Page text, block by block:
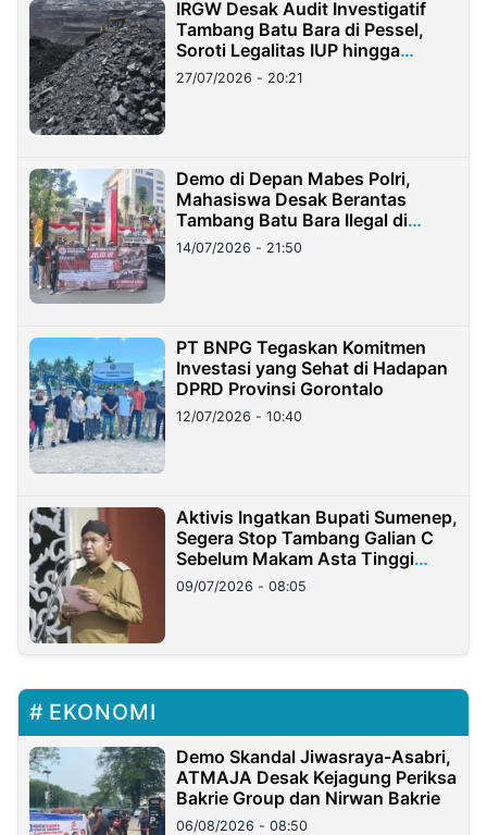
IRGW Desak Audit Investigatif
Tambang Batu Bara di Pessel,
Soroti Legalitas IUP hingga
Stockpile
27/07/2026 - 20:21
Demo di Depan Mabes Polri,
Mahasiswa Desak Berantas
Tambang Batu Bara Ilegal di
Lampung
14/07/2026 - 21:50
PT BNPG Tegaskan Komitmen
Investasi yang Sehat di Hadapan
DPRD Provinsi Gorontalo
12/07/2026 - 10:40
Aktivis Ingatkan Bupati Sumenep,
Segera Stop Tambang Galian C
Sebelum Makam Asta Tinggi
Longsor
09/07/2026 - 08:05
EKONOMI
Demo Skandal Jiwasraya-Asabri,
ATMAJA Desak Kejagung Periksa
Bakrie Group dan Nirwan Bakrie
06/08/2026 - 08:50